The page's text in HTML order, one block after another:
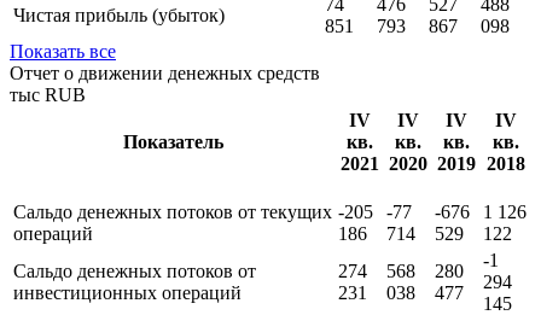
Чистая прибыль (убыток)
74
851
476
793
527
867
488
098
Показать все
Отчет о движении денежных средств
тыс RUB
Показатель
IV
кв.
2021
IV
кв.
2020
IV
кв.
2019
IV
кв.
2018
Сальдо денежных потоков от текущих
операций
-205
186
-77
714
-676
529
1 126
122
Сальдо денежных потоков от
инвестиционных операций
274
231
568
038
280
477
-1
294
145